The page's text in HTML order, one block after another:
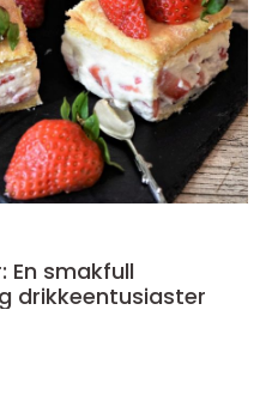
En smakfull
drikkeentusiaster